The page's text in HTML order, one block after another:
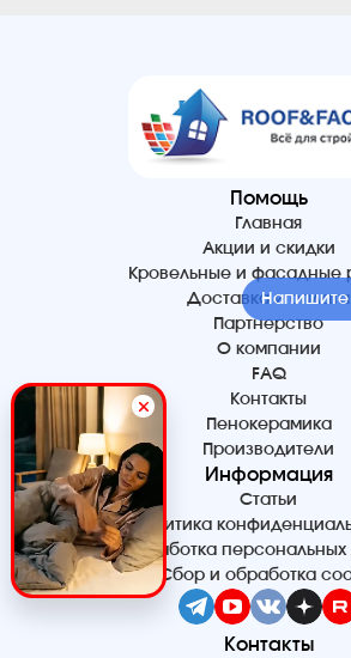
Помощь
Главная
Акции и скидки
Кровельные и фасадные
Доставка и оплата
Партнерство
О компании
FAQ
Контакты
Пенокерамика
Производители
Информация
Статьи
Политика
Обработка персональных
Сбор и обработка
Контакты
Напишите